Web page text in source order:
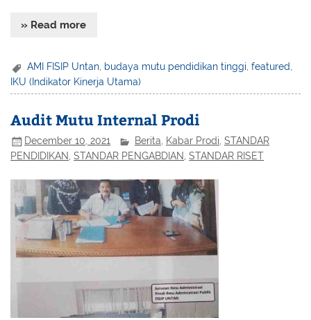
» Read more
AMI FISIP Untan, budaya mutu pendidikan tinggi,featured,
IKU (Indikator Kinerja Utama)
Audit Mutu Internal Prodi
December 10, 2021 Berita, Kabar Prodi,STANDAR
PENDIDIKAN ,STANDAR PENGABDIAN ,STANDAR RISET